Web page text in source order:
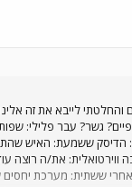
לייבא את זה
גשר? עבר פלילי:
ששמעת: האיש
את/ה רוצה
ששתית: מערכת